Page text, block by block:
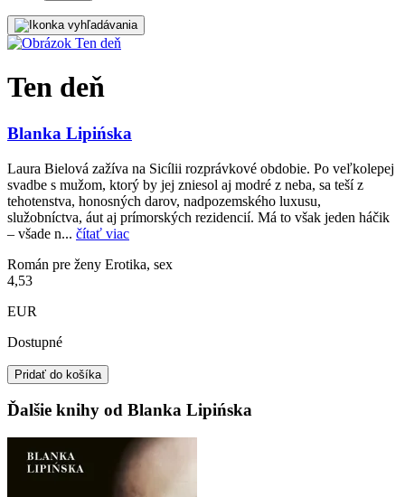
Ten deň
Blanka Lipińska
Laura Bielová zažíva na Sicílii rozprávkové obdobie. Po veľkolepej
svadbe s mužom, ktorý by jej zniesol aj modré z neba, sa teší z
tehotenstva, honosných darov, nadpozemského luxusu,
služobníctva, áut aj prímorských rezidencií. Má to však jeden háčik
– všade n... čítať viac
Román pre ženy Erotika, sex
4,53
EUR
Dostupné
Pridať do košíka
Ďalšie knihy od Blanka Lipińska